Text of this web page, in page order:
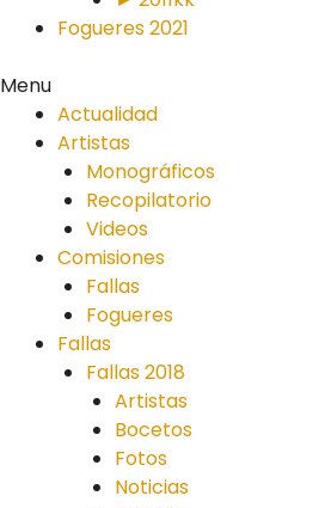
Fogueres 2021
Menu
Actualidad
Artistas
Monográficos
Recopilatorio
Videos
Comisiones
Fallas
Fogueres
Fallas
Fallas 2018
Artistas
Bocetos
Fotos
Noticias